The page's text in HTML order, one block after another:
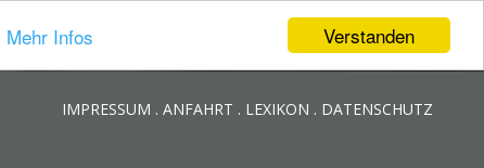
Verstanden
Mehr Infos
IMPRESSUM . ANFAHRT . LEXIKON . DATENSCHUTZ